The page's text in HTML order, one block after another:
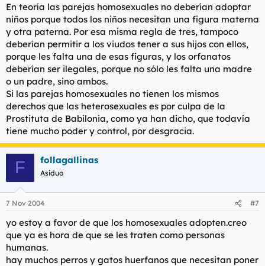
En teoría las parejas homosexuales no deberían adoptar
niños porque todos los niños necesitan una figura materna
y otra paterna. Por esa misma regla de tres, tampoco
deberían permitir a los viudos tener a sus hijos con ellos,
porque les falta una de esas figuras, y los orfanatos
deberían ser ilegales, porque no sólo les falta una madre
o un padre, sino ambos.
Si las parejas homosexuales no tienen los mismos
derechos que las heterosexuales es por culpa de la
Prostituta de Babilonia, como ya han dicho, que todavía
tiene mucho poder y control, por desgracia.
F follagallinas
Asiduo
7 Nov 2004 #7
yo estoy a favor de que los homosexuales adopten.creo
que ya es hora de que se les traten como personas
humanas.
hay muchos perros y gatos huerfanos que necesitan poner